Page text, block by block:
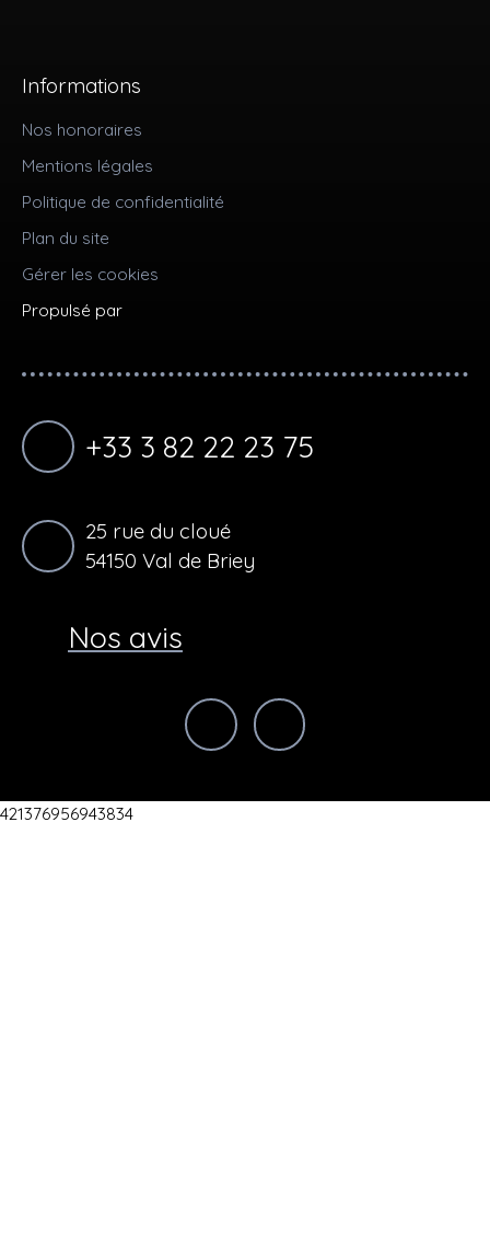
Informations
Nos honoraires
Mentions légales
Politique de confidentialité
Plan du site
Gérer les cookies
Propulsé par
+33 3 82 22 23 75
25 rue du cloué
54150 Val de Briey
Nos avis
421376956943834